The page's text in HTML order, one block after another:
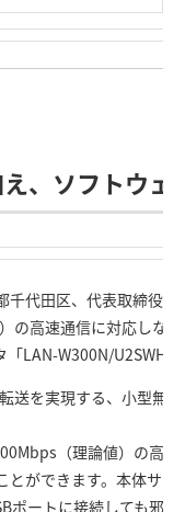
、ソフトウ
千代田区、代表取締役
の高速通信に対応しな
LAN-W300N/U2SWH
送を実現する、小型無
（理論値）の高
とができます。本体サ
ポートに接続しても邪